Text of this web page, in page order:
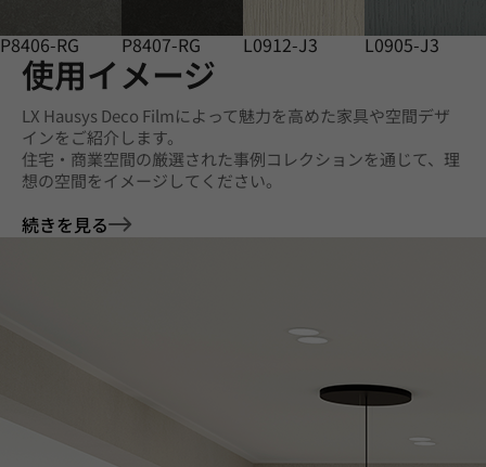
P8406-RG P8407-RG L0912-J3 L0905-J3
使用イメージ
LX Hausys Deco Filmによって魅力を高めた家具や空間デザ
インをご紹介します。
住宅・商業空間の厳選された事例コレクションを通じて、理
想の空間をイメージしてください。
続きを見る